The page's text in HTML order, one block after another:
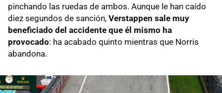
pinchando las ruedas de ambos. Aunque le han caído
diez segundos de sanción, Verstappen sale muy
beneficiado del accidente que él mismo ha
provocado: ha acabado quinto mientras que Norris
abandona.